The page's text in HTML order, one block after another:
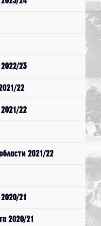
23
22
22
2021/22
21
2020/21